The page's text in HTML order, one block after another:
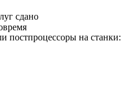
сдано
постпроцессоры на станки: